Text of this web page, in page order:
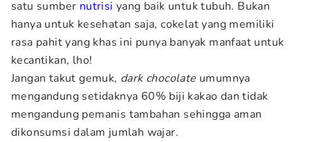
satu sumber nutrisi yang baik untuk tubuh. Bukan
hanya untuk kesehatan saja, cokelat yang memiliki
rasa pahit yang khas ini punya banyak manfaat untuk
kecantikan, lho!
Jangan takut gemuk, dark chocolate umumnya
mengandung setidaknya 60% biji kakao dan tidak
mengandung pemanis tambahan sehingga aman
dikonsumsi dalam jumlah wajar.